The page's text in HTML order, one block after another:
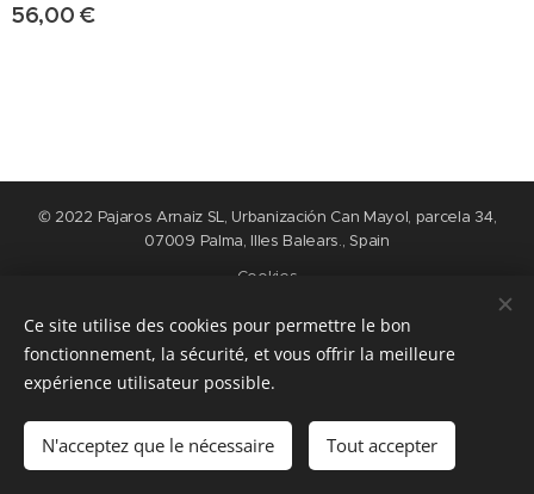
56,00 €
Ajouter au panier
© 2022 Pajaros Arnaiz SL, Urbanización Can Mayol, parcela 34,
07009 Palma, Illes Balears., Spain
Cookies
Langues
Nederlands
English Español Français
Ce site utilise des cookies pour permettre le bon
fonctionnement, la sécurité, et vous offrir la meilleure
expérience utilisateur possible.
N'acceptez que le nécessaire Tout accepter